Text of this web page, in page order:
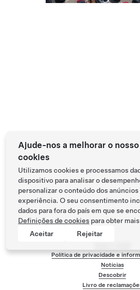
Política de privacidade e
Notícias
Descobrir
Livro de
Ajude-nos a melhorar o
cookies
Utilizamos cookies e processamos
dispositivo para analisar o
personalizar o conteúdo dos anúncios
experiência. O seu consentimento
dados para fora do país em que se
Definições de cookies para obter
Aceitar
Rejeitar